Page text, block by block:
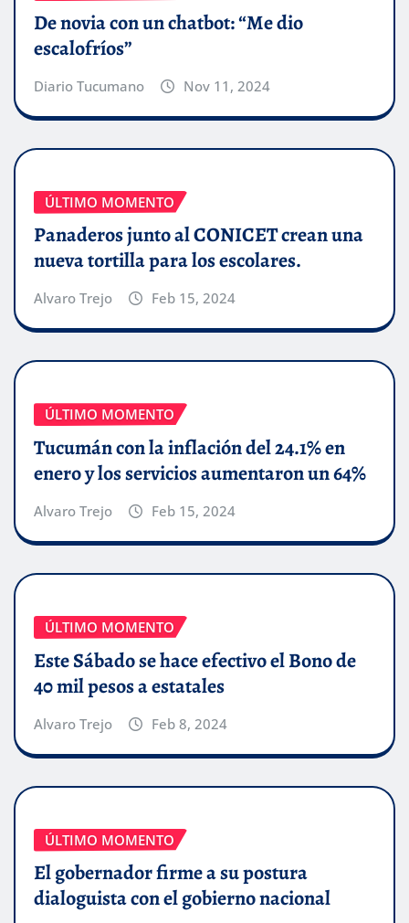
De novia con un chatbot: “Me dio
escalofríos”
Diario Tucumano Nov 11, 2024
ÚLTIMO MOMENTO
Panaderos junto al CONICET crean una
nueva tortilla para los escolares.
Alvaro Trejo Feb 15, 2024
ÚLTIMO MOMENTO
Tucumán con la inflación del 24.1% en
enero y los servicios aumentaron un 64%
Alvaro Trejo Feb 15, 2024
ÚLTIMO MOMENTO
Este Sábado se hace efectivo el Bono de
40 mil pesos a estatales
Alvaro Trejo Feb 8, 2024
ÚLTIMO MOMENTO
El gobernador firme a su postura
dialoguista con el gobierno nacional